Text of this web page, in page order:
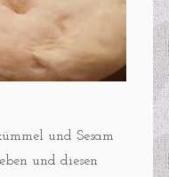
und Sesam
und diesen